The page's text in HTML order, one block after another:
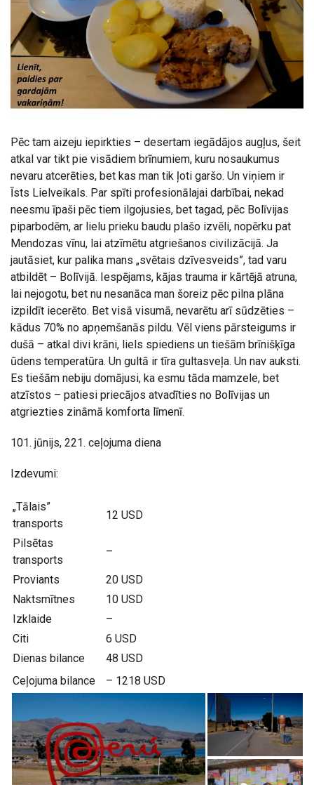
Pēc tam aizeju iepirkties – desertam iegādājos augļus, šeit
atkal var tikt pie visādiem brīnumiem, kuru nosaukumus
nevaru atcerēties, bet kas man tik ļoti garšo. Un viņiem ir
Īsts Lielveikals. Par spīti profesionālajai darbībai, nekad
neesmu īpaši pēc tiem ilgojusies, bet tagad, pēc Bolīvijas
piparbodēm, ar lielu prieku baudu plašo izvēli, nopērku pat
Mendozas vīnu, lai atzīmētu atgriešanos civilizācijā. Ja
jautāsiet, kur palika mans „svētais dzīvesveids”, tad varu
atbildēt – Bolīvijā. Iespējams, kājas trauma ir kārtējā atruna,
lai nejogotu, bet nu nesanāca man šoreiz pēc pilna plāna
izpildīt iecerēto. Bet visā visumā, nevarētu arī sūdzēties –
kādus 70% no apņemšanās pildu. Vēl viens pārsteigums ir
dušā – atkal divi krāni, liels spiediens un tiešām brīnišķīga
ūdens temperatūra. Un gultā ir tīra gultasveļa. Un nav auksti.
Es tiešām nebiju domājusi, ka esmu tāda mamzele, bet
atzīstos – patiesi priecājos atvadīties no Bolīvijas un
atgriezties zināmā komforta līmenī.
101. jūnijs, 221. ceļojuma diena
Izdevumi:
„Tālais”
transports
12 USD
Pilsētas
transports
–
Proviants
20 USD
Naktsmītnes
10 USD
Izklaide
–
Citi
6 USD
Dienas bilance
48 USD
Ceļojuma bilance
– 1218 USD